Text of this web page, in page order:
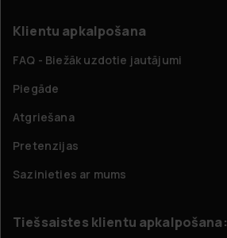
Klientu apkalpošana
FAQ - Biežāk uzdotie jautājumi
Piegāde
Atgriešana
Pretenzijas
Sazinieties ar mums
Tiešsaistes klientu apkalpošana: